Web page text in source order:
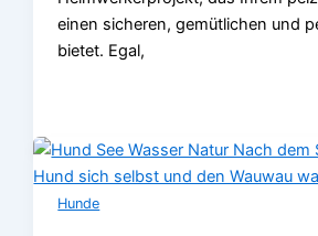
einen sicheren, gemütlichen und
bietet. Egal,
Hunde